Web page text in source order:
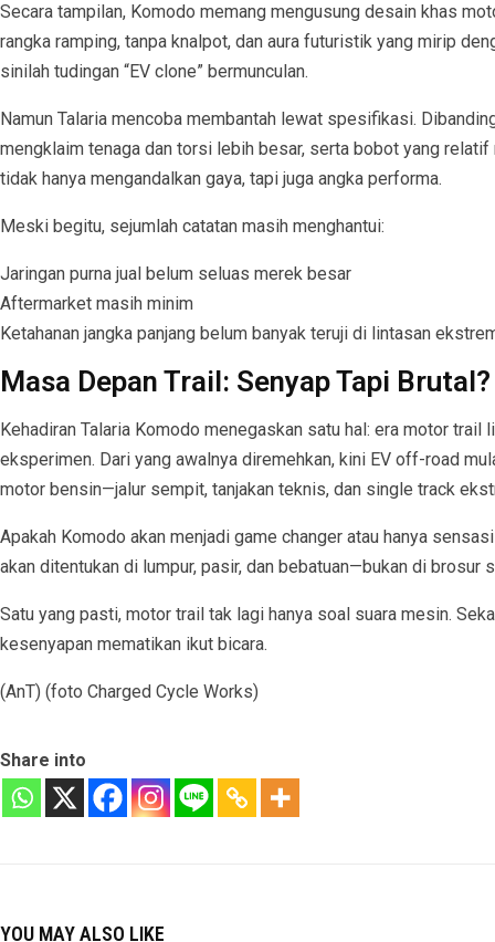
Secara tampilan, Komodo memang mengusung desain khas
rangka ramping, tanpa knalpot, dan aura futuristik yang mirip
sinilah tudingan “EV clone” bermunculan.
Namun Talaria mencoba membantah lewat spesifikasi.
mengklaim tenaga dan torsi lebih besar, serta bobot yang relatif
tidak hanya mengandalkan gaya, tapi juga angka performa.
Meski begitu, sejumlah catatan masih menghantui:
Jaringan purna jual belum seluas merek besar
Aftermarket masih minim
Ketahanan jangka panjang belum banyak teruji di lintasan
Masa Depan Trail: Senyap Tapi Brutal?
Kehadiran Talaria Komodo menegaskan satu hal: era motor trail
eksperimen. Dari yang awalnya diremehkan, kini EV off-road
motor bensin—jalur sempit, tanjakan teknis, dan single track
Apakah Komodo akan menjadi game changer atau hanya
akan ditentukan di lumpur, pasir, dan bebatuan—bukan di brosur
Satu yang pasti, motor trail tak lagi hanya soal suara mesin.
kesenyapan mematikan ikut bicara.
(AnT) (foto Charged Cycle Works)
Share into
YOU MAY ALSO LIKE